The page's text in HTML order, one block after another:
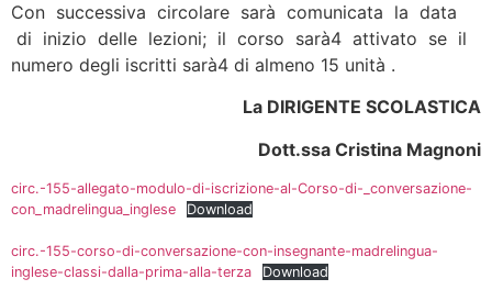
Con successiva circolare sarà comunicata la data
di inizio delle lezioni; il corso sarà4 attivato se il
numero degli iscritti sarà4 di almeno 15 unità .
La DIRIGENTE SCOLASTICA
Dott.ssa Cristina Magnoni
circ.-155-allegato-modulo-di-iscrizione-al-Corso-di-_conversazione-
con_madrelingua_inglese
Download
circ.-155-corso-di-conversazione-con-insegnante-madrelingua-
inglese-classi-dalla-prima-alla-terza
Download